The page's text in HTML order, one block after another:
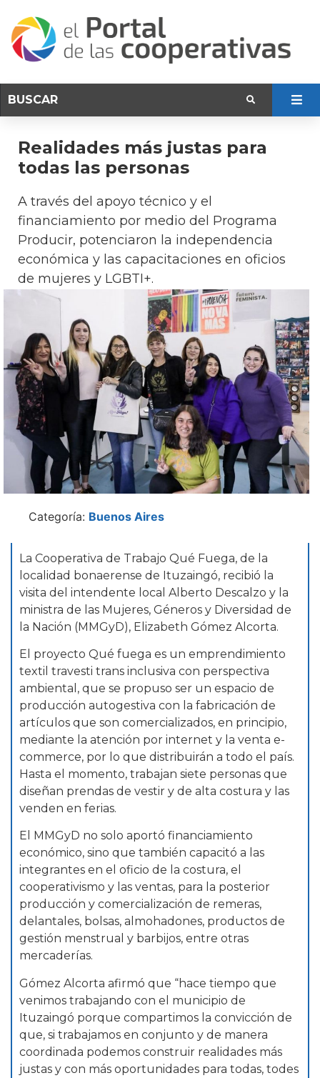
Realidades más justas para
todas las personas
A través del apoyo técnico y el
financiamiento por medio del Programa
Producir, potenciaron la independencia
económica y las capacitaciones en oficios
de mujeres y LGBTI+.
Categoría: Buenos Aires
La Cooperativa de Trabajo Qué Fuega, de la
localidad bonaerense de Ituzaingó, recibió la
visita del intendente local Alberto Descalzo y la
ministra de las Mujeres, Géneros y Diversidad de
la Nación (MMGyD), Elizabeth Gómez Alcorta.
El proyecto Qué fuega es un emprendimiento
textil travesti trans inclusiva con perspectiva
ambiental, que se propuso ser un espacio de
producción autogestiva con la fabricación de
artículos que son comercializados, en principio,
mediante la atención por internet y la venta e-
commerce, por lo que distribuirán a todo el país.
Hasta el momento, trabajan siete personas que
diseñan prendas de vestir y de alta costura y las
venden en ferias.
El MMGyD no solo aportó financiamiento
económico, sino que también capacitó a las
integrantes en el oficio de la costura, el
cooperativismo y las ventas, para la posterior
producción y comercialización de remeras,
delantales, bolsas, almohadones, productos de
gestión menstrual y barbijos, entre otras
mercaderías.
Gómez Alcorta afirmó que “hace tiempo que
venimos trabajando con el municipio de
Ituzaingó porque compartimos la convicción de
que, si trabajamos en conjunto y de manera
coordinada podemos construir realidades más
justas y con más oportunidades para todas, todes